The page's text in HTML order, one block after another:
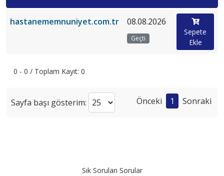
hastanememnuniyet.com.tr 08.08.2026
Geçti
Sepete
Ekle
0 - 0 / Toplam Kayıt: 0
Sayfa başı gösterim: Önceki 1 Sonraki
Sık Sorulan Sorular